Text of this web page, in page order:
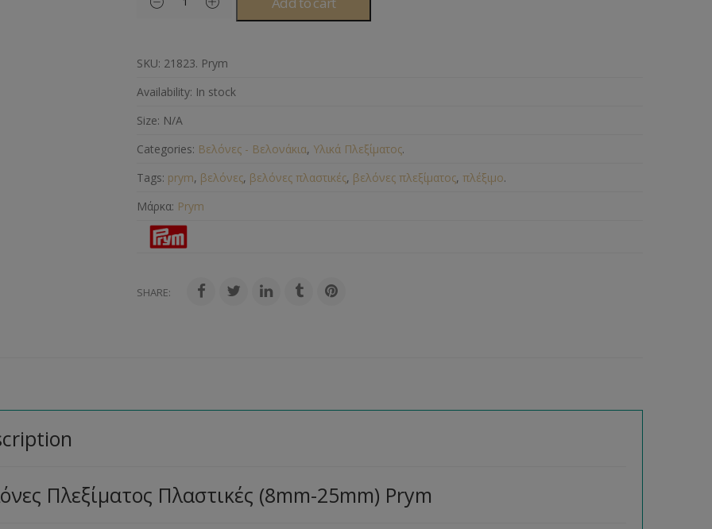
SKU: 21823. Prym
Availability: In stock
Size: N/A
Categories: Βελόνες - Βελονάκια, Υλικά Πλεξίματος.
Tags: prym, βελόνες, βελόνες πλαστικές, βελόνες πλεξίματος,πλέξιμο.
Μάρκα: Prym
SHARE:
Πλεξίματος Πλαστικές (8mm-25mm) Prym